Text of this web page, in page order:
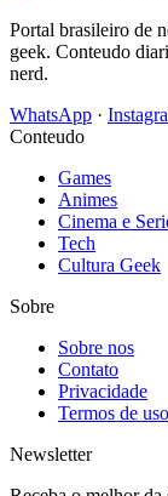
Portal brasileiro de
geek. Conteudo
nerd.
WhatsApp ·
Conteudo
Games
Animes
Cinema e
Tech
Cultura Geek
Sobre
Sobre nos
Contato
Privacidade
Termos de uso
Newsletter